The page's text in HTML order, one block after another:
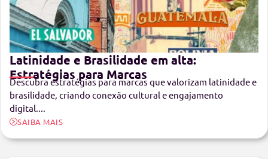
Latinidade e Brasilidade em alta:
Estratégias para Marcas
Descubra estratégias para marcas que valorizam latinidade e
brasilidade, criando conexão cultural e engajamento
digital....
SAIBA MAIS